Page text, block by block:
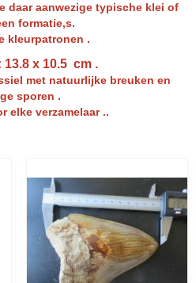
daar aanwezige typische klei of
formatie,s.
kleurpatronen .
13.8 x 10.5 cm .
met natuurlijke breuken en
sporen .
elke verzamelaar ..